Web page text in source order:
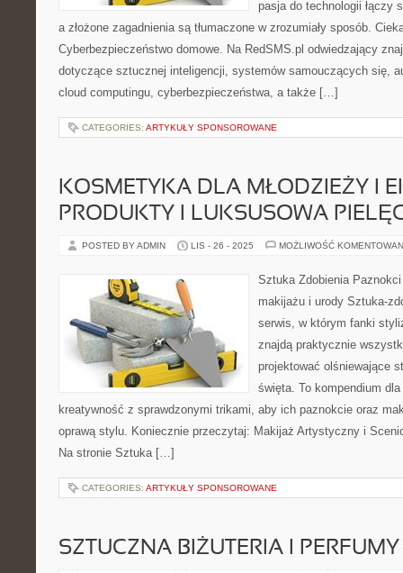
pasja do technologii łączy
a złożone zagadnienia są tłumaczone w zrozumiały sposób.
Cyberbezpieczeństwo domowe. Na RedSMS.pl odwiedzający
dotyczące sztucznej inteligencji, systemów samouczących się,
cloud computingu, cyberbezpieczeństwa, a także […]
CATEGORIES: ARTYKUŁY SPONSOROWANE
KOSMETYKA DLA MŁODZIEŻY I
PRODUKTY I LUKSUSOWA
POSTED BY ADMIN LIS - 26 - 2025 MOŻLIWOŚĆ
Sztuka Zdobienia
makijażu i urody Sztuka-
serwis, w którym fanki
znajdą praktycznie
projektować olśniewające
święta. To kompendium
kreatywność z sprawdzonymi trikami, aby ich paznokcie oraz
oprawą stylu. Koniecznie przeczytaj: Makijaż Artystyczny i
Na stronie Sztuka […]
CATEGORIES: ARTYKUŁY SPONSOROWANE
SZTUCZNA BIŻUTERIA I PERFUMY